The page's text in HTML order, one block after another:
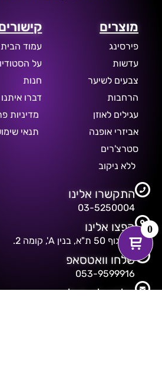
מוצרים
פירסינג
עדשות
צבעים לשיער
הרחבות
עגילים לאוזן
אביזרי אופנה
סטרצ'רים
ללא ניקוב
עמוד הבית
על הסטודיו
חנות
דברו איתנו
מדיניות
תנאי
התקשרו אלינו
03-5250004
קפצו אלינו
דיזנגוף 50 ת"א, בנין A', קומה 2.
שלחו וואטסאפ
053-9599916
שלחנו לנו מייל
0